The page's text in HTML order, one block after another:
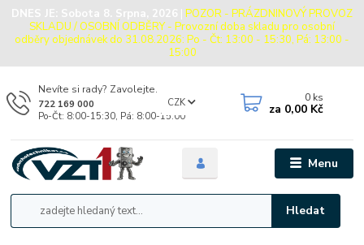
DNES JE: Sobota 8. Srpna, 2026 | POZOR - PRÁZDNINOVÝ PROVOZ
SKLADU / OSOBNÍ ODBĚRY - Provozní doba skladu pro osobní
odběry objednávek do 31.08.2026: Po - Čt: 13:00 - 15:30, Pá: 13:00 -
15:00
Menu
CZK
Hledat
Nevíte si rady? Zavolejte.
722 169 000
Po-Čt: 8:00-15:30, Pá: 8:00-15:00
0 ks
za 0,00 Kč